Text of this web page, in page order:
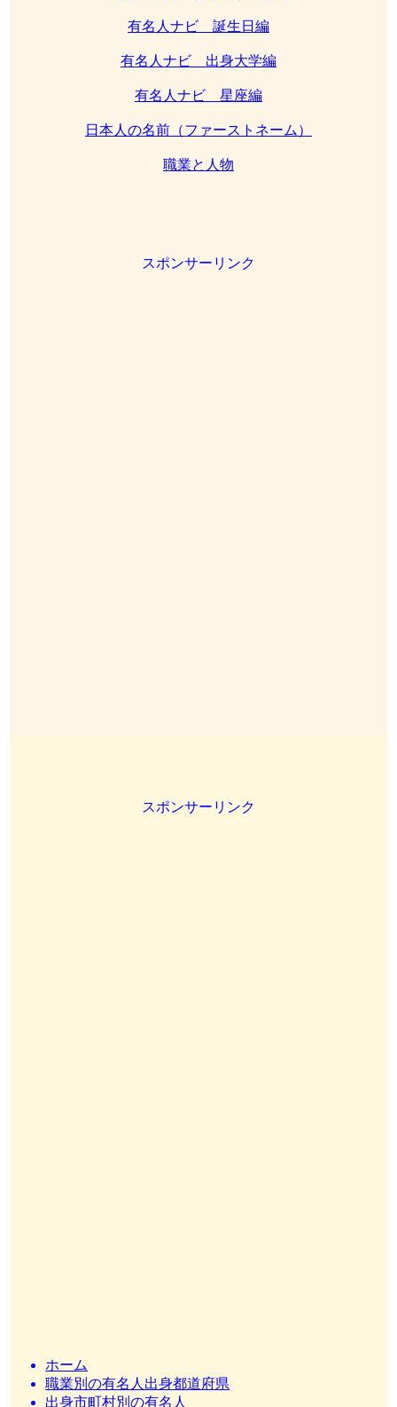
有名人ナビ 誕生日編
有名人ナビ 出身大学編
有名人ナビ 星座編
日本人の名前（ファーストネーム）
職業と人物
スポンサーリンク
スポンサーリンク
ホーム
職業別の有名人出身都道府県
出身市町村別の有名人